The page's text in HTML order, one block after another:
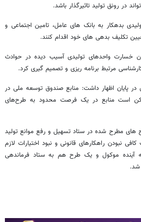
در رونق تولید تاثیرگذار باشد.
بدهکار به بانک های عامل، تامین اجتماعی و
تکلیف بدهی های خود اقدام کنند.
خسارت واحدهای تولیدی آسیب دیده در حوادث
مرتبط برنامه ریزی و تصمیم گیری کرد.
در پایان اظهار داشت: منابع صندوق توسعه ملی در
است منابع در یک فرصت محدود به طرح‌های
مطرح شده در ستاد تسهیل و رفع موانع تولید
نبودن راهکارهای قانونی و نبود اختیارات لازم
آینده موکول و یک طرح هم به ستاد فرماندهی
شد.